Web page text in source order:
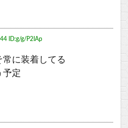
ID:g/g/P2IAp
常に装着してる
予定